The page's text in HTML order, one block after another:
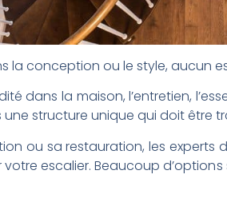
la conception ou le style, aucun
dans la maison, l’entretien,
structure unique qui doit être
ou sa restauration, les experts
escalier. Beaucoup